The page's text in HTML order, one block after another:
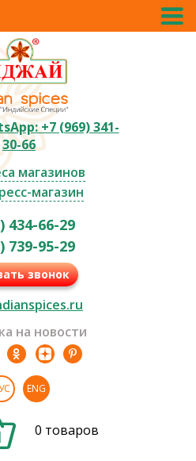
+7 (969) 341-
30-66
магазинов
магазин
434-66-29
739-95-29
звонок
на новости
ENG
0 товаров